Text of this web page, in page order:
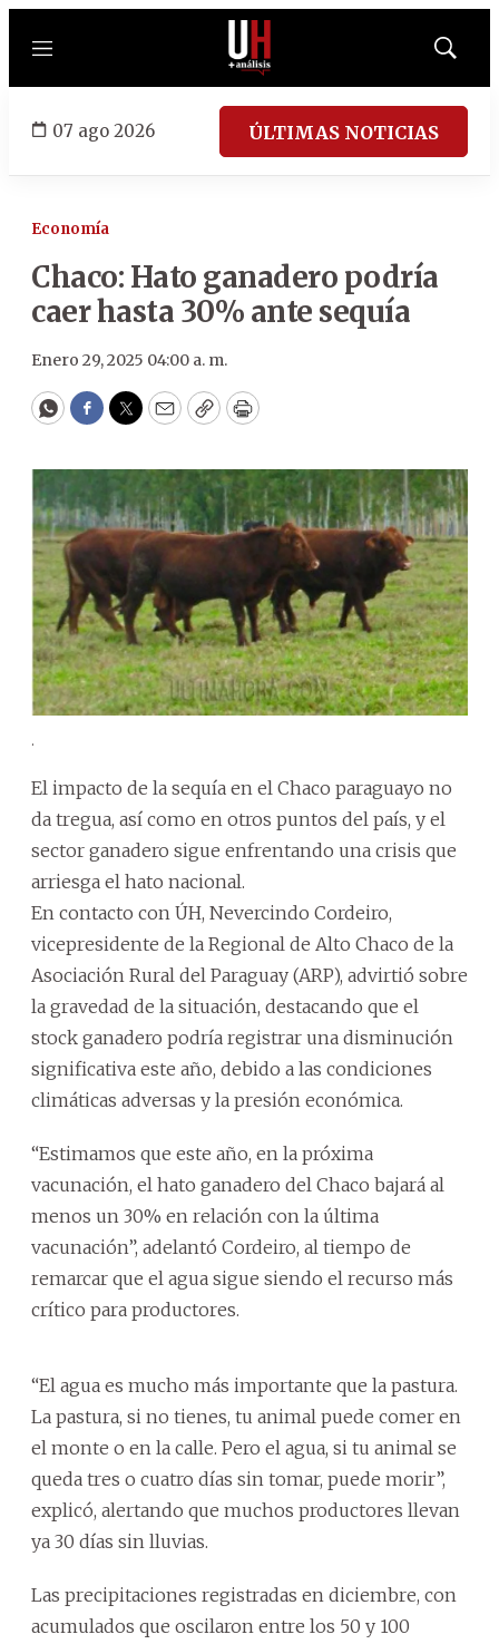
Menú
Mostrar
07 ago 2026 ÚLTIMAS NOTICIAS
Economía
Chaco: Hato ganadero podría
caer hasta 30% ante sequía
Enero 29, 2025 04:00 a. m.
WhatsApp
Facebook
Twitter
EmailCopyPrint
.
El impacto de la sequía en el Chaco paraguayo no
da tregua, así como en otros puntos del país, y el
sector ganadero sigue enfrentando una crisis que
arriesga el hato nacional.
En contacto con ÚH, Nevercindo Cordeiro,
vicepresidente de la Regional de Alto Chaco de la
Asociación Rural del Paraguay (ARP), advirtió sobre
la gravedad de la situación, destacando que el
stock ganadero podría registrar una disminución
significativa este año, debido a las condiciones
climáticas adversas y la presión económica.
“Estimamos que este año, en la próxima
vacunación, el hato ganadero del Chaco bajará al
menos un 30% en relación con la última
vacunación”, adelantó Cordeiro, al tiempo de
remarcar que el agua sigue siendo el recurso más
crítico para productores.
“El agua es mucho más importante que la pastura.
La pastura, si no tienes, tu animal puede comer en
el monte o en la calle. Pero el agua, si tu animal se
queda tres o cuatro días sin tomar, puede morir”,
explicó, alertando que muchos productores llevan
ya 30 días sin lluvias.
Las precipitaciones registradas en diciembre, con
acumulados que oscilaron entre los 50 y 100